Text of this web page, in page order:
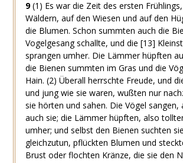
9 (1) Es war die Zeit des ersten
Wäldern, auf den Wiesen und auf den
die Blumen. Schon summten auch die
Vogelgesang schallte, und die [13]
sprangen umher. Die Lämmer hüpften
die Bienen summten im Gras und die
Hain. (2) Überall herrschte Freude, und
und jung wie sie waren, wußten nur
sie hörten und sahen. Die Vögel sangen,
auch sie; die Lämmer hüpften, also
umher; und selbst den Bienen suchten
gleichzutun, pflückten Blumen und
Brust oder flochten Kränze, die sie den